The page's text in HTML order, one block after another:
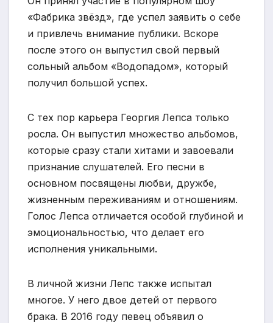
«Фабрика звёзд», где успел заявить о себе
и привлечь внимание публики. Вскоре
после этого он выпустил свой первый
сольный альбом «Водопадом», который
получил большой успех.
С тех пор карьера Георгия Лепса только
росла. Он выпустил множество альбомов,
которые сразу стали хитами и завоевали
признание слушателей. Его песни в
основном посвящены любви, дружбе,
жизненным переживаниям и отношениям.
Голос Лепса отличается особой глубиной и
эмоциональностью, что делает его
исполнения уникальными.
В личной жизни Лепс также испытал
многое. У него двое детей от первого
брака. В 2016 году певец объявил о